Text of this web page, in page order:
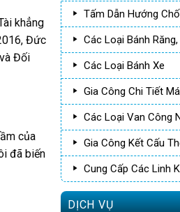
khẳng
Đức
Đối
của
đã biến
Tấm Dẫn Hướng
Các Loại Bánh
Các Loại Bánh Xe
Gia Công Chi Tiết
Các Loại Van Công
Gia Công Kết Cấu
Cung Cấp Các Linh
DỊCH VỤ